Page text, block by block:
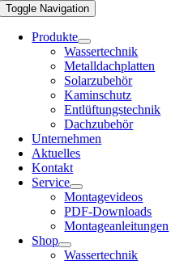
Toggle Navigation
Produkte
Wassertechnik
Metalldachplatten
Solarzubehör
Kaminschutz
Entlüftungstechnik
Dachzubehör
Unternehmen
Aktuelles
Kontakt
Service
Montagevideos
PDF-Downloads
Montageanleitungen
Shop
Wassertechnik